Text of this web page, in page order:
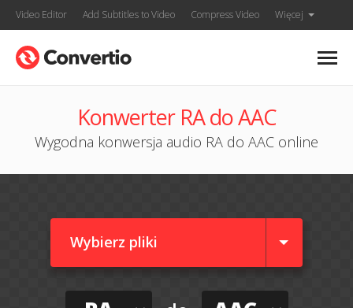
Video Editor Add Subtitles to Video Compress Video Więcej
Konwerter RA do AAC
Wygodna konwersja audio RA do AAC online
Wybierz pliki